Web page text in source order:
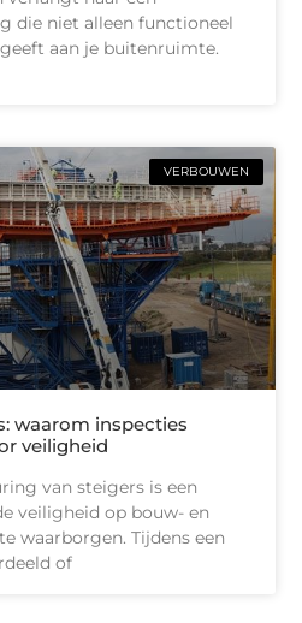
die niet alleen functioneel
aan je buitenruimte.
VERBOUWEN
waarom inspecties
veiligheid
van steigers is een
veiligheid op bouw- en
waarborgen. Tijdens een
of